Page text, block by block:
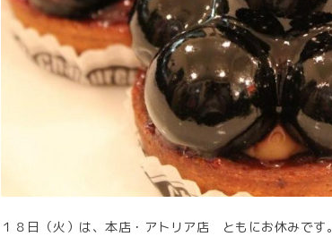
１８日（火）は、本店・アトリア店 ともにお休みです。